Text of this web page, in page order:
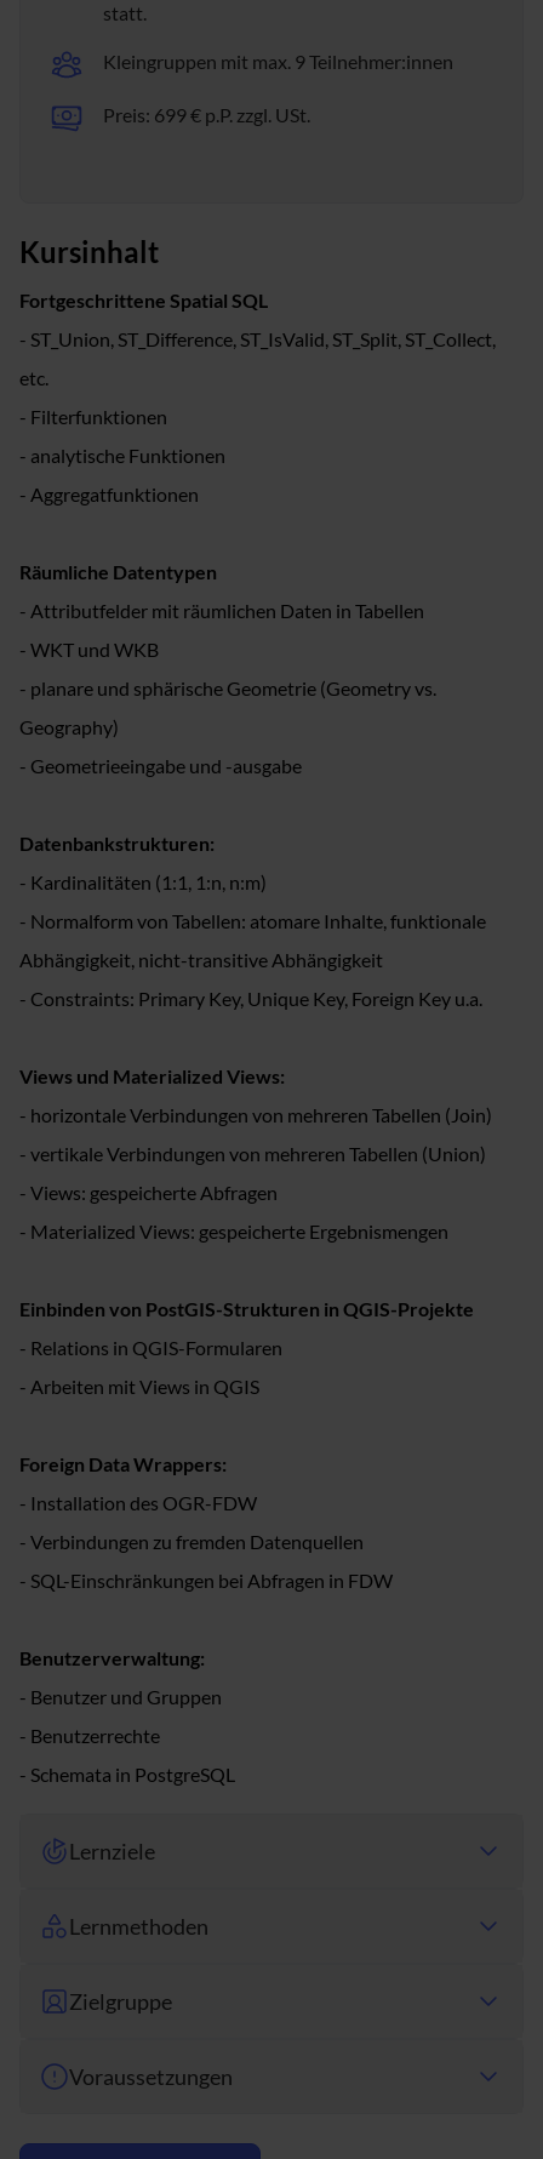
statt.
Kleingruppen mit max. 9 Teilnehmer:innen
Preis: 699 € p.P. zzgl. USt.
Kursinhalt
Fortgeschrittene Spatial SQL
- ST_Union, ST_Difference, ST_IsValid, ST_Split, ST_Collect,
etc.
- Filterfunktionen
- analytische Funktionen
- Aggregatfunktionen
Räumliche Datentypen
- Attributfelder mit räumlichen Daten in Tabellen
- WKT und WKB
- planare und sphärische Geometrie (Geometry vs.
Geography)
- Geometrieeingabe und -ausgabe
Datenbankstrukturen:
- Kardinalitäten (1:1, 1:n, n:m)
- Normalform von Tabellen: atomare Inhalte, funktionale
Abhängigkeit, nicht-transitive Abhängigkeit
- Constraints: Primary Key, Unique Key, Foreign Key u.a.
Views und Materialized Views:
- horizontale Verbindungen von mehreren Tabellen (Join)
- vertikale Verbindungen von mehreren Tabellen (Union)
- Views: gespeicherte Abfragen
- Materialized Views: gespeicherte Ergebnismengen
Einbinden von PostGIS-Strukturen in QGIS-Projekte
- Relations in QGIS-Formularen
- Arbeiten mit Views in QGIS
Foreign Data Wrappers:
- Installation des OGR-FDW
- Verbindungen zu fremden Datenquellen
- SQL-Einschränkungen bei Abfragen in FDW
Benutzerverwaltung:
- Benutzer und Gruppen
- Benutzerrechte
- Schemata in PostgreSQL
Lernziele
Lernmethoden
Zielgruppe
Voraussetzungen